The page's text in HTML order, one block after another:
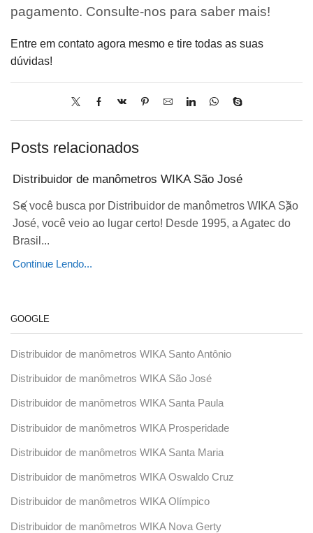
pagamento. Consulte-nos para saber mais!
Entre em contato agora mesmo e tire todas as suas
dúvidas!
Posts relacionados
Distribuidor de manômetros WIKA São José
Se você busca por Distribuidor de manômetros WIKA São
José, você veio ao lugar certo! Desde 1995, a Agatec do
Brasil...
Continue Lendo...
GOOGLE
Distribuidor de manômetros WIKA Santo Antônio
Distribuidor de manômetros WIKA São José
Distribuidor de manômetros WIKA Santa Paula
Distribuidor de manômetros WIKA Prosperidade
Distribuidor de manômetros WIKA Santa Maria
Distribuidor de manômetros WIKA Oswaldo Cruz
Distribuidor de manômetros WIKA Olímpico
Distribuidor de manômetros WIKA Nova Gerty